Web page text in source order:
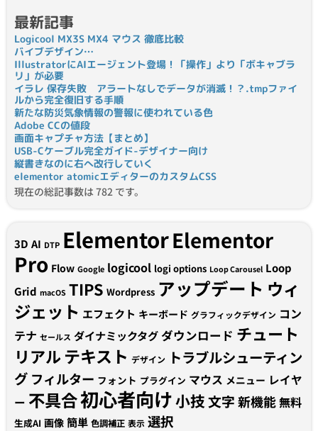
最新記事
Logicool MX3S MX4 マウス 徹底比較
バイブデザイン…
IllustratorにAIエージェント登場！「操作」より「ボキャブラ
リ」が必要
イラレ 保存失敗 アラートなしでデータが消滅！？.tmpファイ
ルから完全復旧する手順
新たな防災気象情報の警報に使われている色
Adobe CCの値段
画面キャプチャ方法【まとめ】
USB-Cケーブル完全ガイド-デザイナー向け
縦書きなのに右へ改行していく
elementor atomicエディターのカスタムCSS
現在の総記事数は 782 です。
3D AI DTP ElementorElementor
Pro Flow Google logicool logi options Loop Carousel Loop
Grid macOS TIPS Wordpress アップデート ウィ
ジェット エフェクト キーボード グラフィックデザイン コン
テナ セールス ダイナミックタグダウンロード チュート
リアルテキスト デザイン トラブルシューティン
グ フィルター フォント プラグイン マウス メニュー レイヤ
ー 不具合初心者向け小技文字新機能無料
生成AI 画像 簡単 色調補正 表示 選択